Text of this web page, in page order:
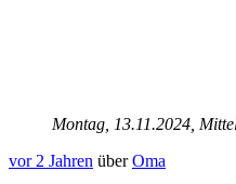
Montag, 13.11.2024,
vor 2 Jahren überOma